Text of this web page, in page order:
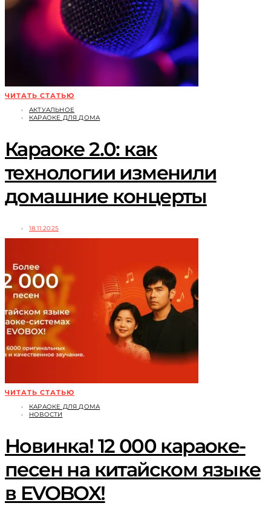
ЧИТАТЬ СТАТЬЮ
АКТУАЛЬНОЕ
КАРАОКЕ ДЛЯ ДОМА
Караоке 2.0: как
технологии изменили
домашние концерты
18.11.2025
ЧИТАТЬ СТАТЬЮ
КАРАОКЕ ДЛЯ ДОМА
НОВОСТИ
Новинка! 12 000 караоке-
песен на китайском языке
в EVOBOX!